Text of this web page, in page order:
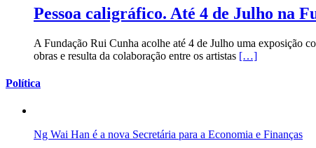
Pessoa caligráfico. Até 4 de Julho na
A Fundação Rui Cunha acolhe até 4 de Julho uma exposição
obras e resulta da colaboração entre os artistas […]
Política
Ng Wai Han é a nova Secretária para a Economia e Finanças